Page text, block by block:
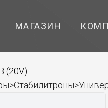
МАГАЗИН
(20V)